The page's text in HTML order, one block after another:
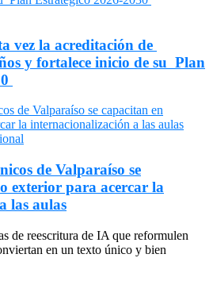
vez la acreditación de
y fortalece inicio de su Plan
de Valparaíso se
exterior para acercar la
las aulas
de reescritura de IA que reformulen
en un texto único y bien